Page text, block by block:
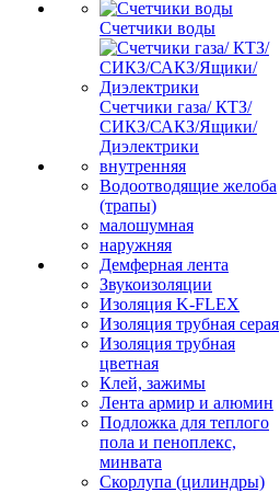
Счетчики воды
Счетчики газа/ КТЗ/
СИКЗ/САКЗ/Ящики/
Диэлектрики
внутренняя
Водоотводящие желоба
(трапы)
малошумная
наружняя
Демферная лента
Звукоизоляции
Изоляция K-FLEX
Изоляция трубная серая
Изоляция трубная
цветная
Клей, зажимы
Лента армир и алюмин
Подложка для теплого
пола и пеноплекс,
минвата
Скорлупа (цилиндры)